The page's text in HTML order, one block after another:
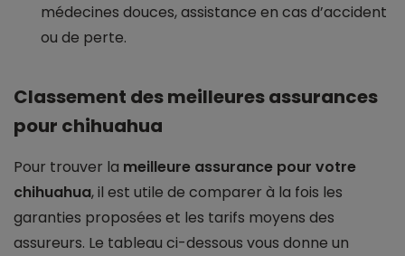
médecines douces, assistance en cas d’accident
ou de perte.
Classement des meilleures assurances
pour chihuahua
Pour trouver la meilleure assurance pour votre
chihuahua, il est utile de comparer à la fois les
garanties proposées et les tarifs moyens des
assureurs. Le tableau ci-dessous vous donne un